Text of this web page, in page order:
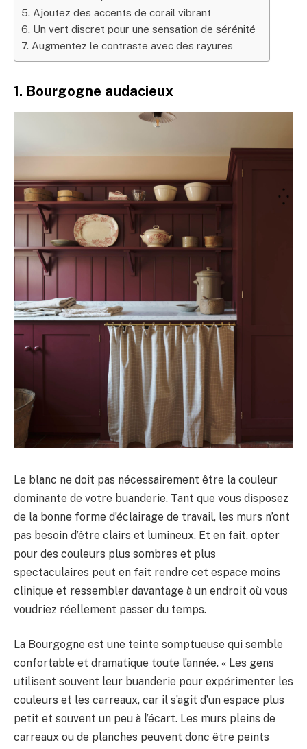
5. Ajoutez des accents de corail vibrant
6. Un vert discret pour une sensation de sérénité
7. Augmentez le contraste avec des rayures
1. Bourgogne audacieux
Le blanc ne doit pas nécessairement être la couleur
dominante de votre buanderie. Tant que vous disposez
de la bonne forme d’éclairage de travail, les murs n’ont
pas besoin d’être clairs et lumineux. Et en fait, opter
pour des couleurs plus sombres et plus
spectaculaires peut en fait rendre cet espace moins
clinique et ressembler davantage à un endroit où vous
voudriez réellement passer du temps.
La Bourgogne est une teinte somptueuse qui semble
confortable et dramatique toute l’année. « Les gens
utilisent souvent leur buanderie pour expérimenter les
couleurs et les carreaux, car il s’agit d’un espace plus
petit et souvent un peu à l’écart. Les murs pleins de
carreaux ou de planches peuvent donc être peints